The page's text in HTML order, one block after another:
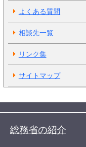
よくある質問
相談先一覧
リンク集
サイトマップ
総務省の紹介